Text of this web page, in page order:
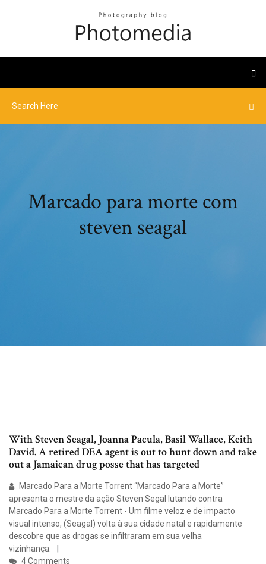
Marcado para morte com
steven seagal
With Steven Seagal, Joanna Pacula, Basil Wallace, Keith
David. A retired DEA agent is out to hunt down and take
out a Jamaican drug posse that has targeted
Marcado Para a Morte Torrent “Marcado Para a Morte”
apresenta o mestre da ação Steven Segal lutando contra
Marcado Para a Morte Torrent - Um filme veloz e de impacto
visual intenso, (Seagal) volta à sua cidade natal e rapidamente
descobre que as drogas se infiltraram em sua velha
vizinhança.
4 Comments